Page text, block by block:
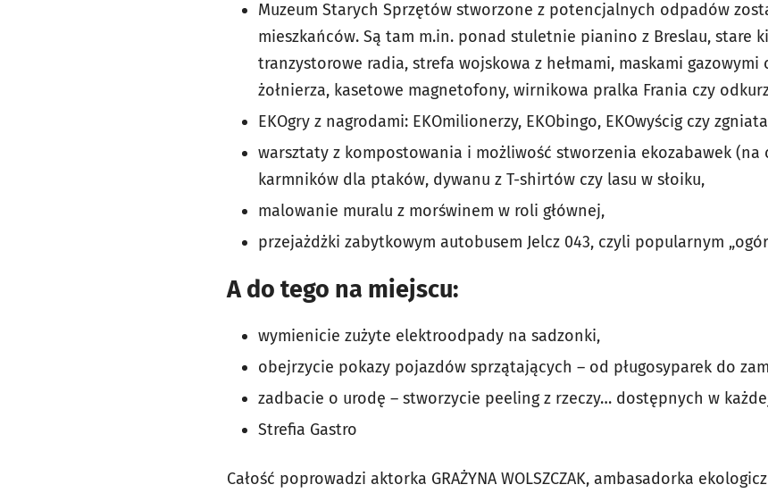
Muzeum Starych Sprzętów stworzone z potencjalnych odpadów
mieszkańców. Są tam m.in. ponad stuletnie pianino z Breslau, stare
tranzystorowe radia, strefa wojskowa z hełmami, maskami gazowymi
żołnierza, kasetowe magnetofony, wirnikowa pralka Frania czy
EKOgry z nagrodami: EKOmilionerzy, EKObingo, EKOwyścig czy
warsztaty z kompostowania i możliwość stworzenia ekozabawek (na
karmników dla ptaków, dywanu z T-shirtów czy lasu w słoiku,
malowanie muralu z morświnem w roli głównej,
przejażdżki zabytkowym autobusem Jelcz 043, czyli popularnym
A do tego na miejscu:
wymienicie zużyte elektroodpady na sadzonki,
obejrzycie pokazy pojazdów sprzątających – od pługosyparek do
zadbacie o urodę – stworzycie peeling z rzeczy… dostępnych w
Strefia Gastro
Całość poprowadzi aktorka GRAŻYNA WOLSZCZAK, ambasadorka